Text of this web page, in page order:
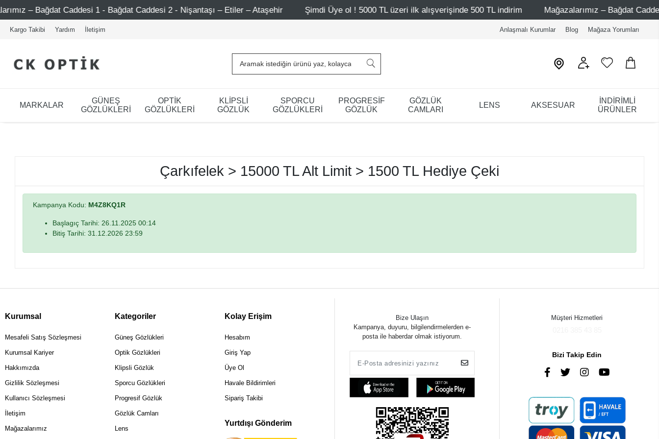
– Bağdat Caddesi 1 - Bağdat Caddesi 2 - Nişantaşı – Etiler – Ataşehir Şimdi Üye ol ! 5000 TL üzeri ilk alışverişinde 500 TL indirim Mağazalarımız – Bağdat
Kargo Takibi Yardım İletişim Anlaşmalı Kurumlar Blog Mağaza Yorumları
MARKALAR
GÜNEŞ
GÖZLÜKLERİ
OPTİK
GÖZLÜKLERİ
KLİPSLİ
GÖZLÜK
SPORCU
GÖZLÜKLERİ
PROGRESİF
GÖZLÜK
GÖZLÜK
CAMLARI
LENS AKSESUAR
İNDİRİMLİ
ÜRÜNLER
Çarkıfelek > 15000 TL Alt Limit > 1500 TL Hediye Çeki
Kampanya Kodu: M4Z8KQ1R
Başlagıç Tarihi: 26.11.2025 00:14
Bitiş Tarihi: 31.12.2026 23:59
Kurumsal
Mesafeli Satış Sözleşmesi
Kurumsal Kariyer
Hakkımızda
Gizlilik Sözleşmesi
Kullanıcı Sözleşmesi
İletişim
Mağazalarımız
Kategoriler
Güneş Gözlükleri
Optik Gözlükleri
Klipsli Gözlük
Sporcu Gözlükleri
Progresif Gözlük
Gözlük Camları
Lens
Kolay Erişim
Hesabım
Giriş Yap
Üye Ol
Havale Bildirimleri
Sipariş Takibi
Yurtdışı Gönderim
Bize Ulaşın
Kampanya, duyuru, bilgilendirmelerden e-
posta ile haberdar olmak istiyorum.
Müşteri Hizmetleri
Bizi Takip Edin